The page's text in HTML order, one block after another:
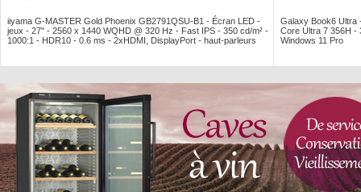
iiyama G-MASTER Gold Phoenix GB2791QSU-B1 - Écran LED -
jeux - 27" - 2560 x 1440 WQHD @ 320 Hz - Fast IPS - 350 cd/m² -
1000:1 - HDR10 - 0.6 ms - 2xHDMI, DisplayPort - haut-parleurs
Galaxy Book6 Ultra
Core Ultra 7 356H -
Windows 11 Pro